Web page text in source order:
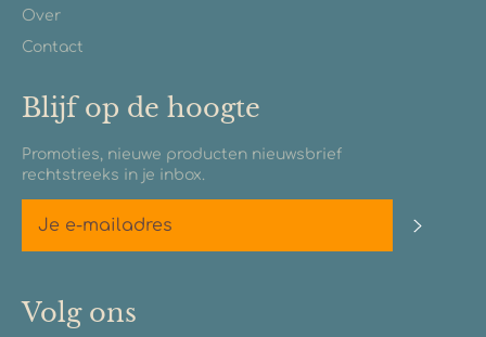
Over
Contact
Blijf op de hoogte
Promoties, nieuwe producten nieuwsbrief
rechtstreeks in je inbox.
Volg ons